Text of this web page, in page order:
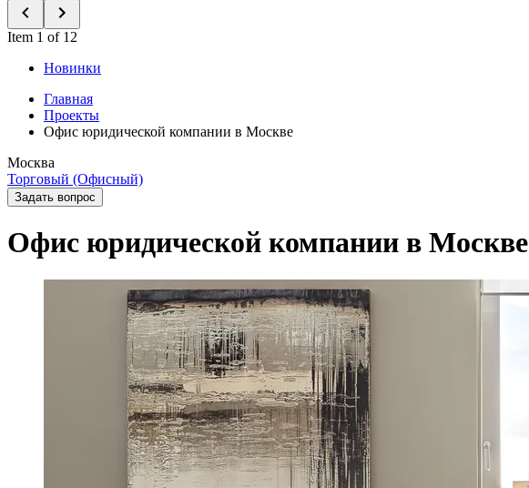
Item 1 of 12
Новинки
Главная
Проекты
Офис юридической компании в Москве
Москва
Торговый (Офисный)
Задать вопрос
Офис юридической компании в Москве